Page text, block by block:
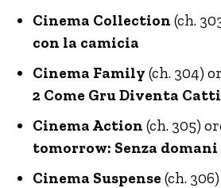
Cinema Collection (ch.
con la camicia
Cinema Family (ch. 304)
2 Come Gru Diventa
Cinema Action (ch. 305)
tomorrow: Senza domani
Cinema Suspense (ch.